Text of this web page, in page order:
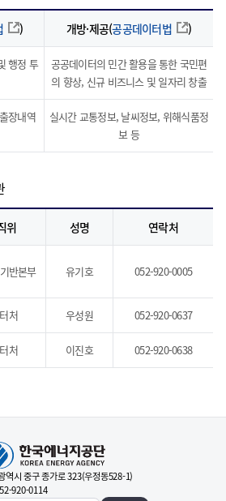
) 개방·제공(공공데이터법 )
행정 투
공공데이터의 민간 활용을 통한 국민편
의 향상, 신규 비즈니스 및 일자리 창출
장내역
실시간 교통정보, 날씨정보, 위해식품정
보 등
위 성명 연락처
반본부 유기호 052-920-0005
처 우성원 052-920-0637
처 이진호 052-920-0638
역시 중구 종가로 323(우정동528-1)
920-0114